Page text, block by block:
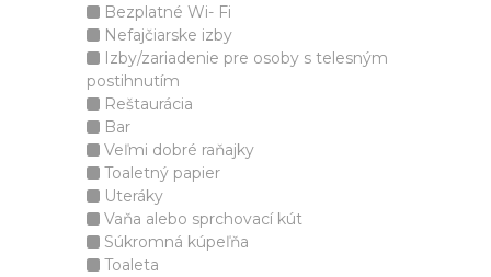
Bezplatné Wi- Fi
Nefajčiarske izby
Izby/zariadenie pre osoby s telesným
postihnutím
Reštaurácia
Bar
Veľmi dobré raňajky
Toaletný papier
Uteráky
Vaňa alebo sprchovací kút
Súkromná kúpeľňa
Toaleta